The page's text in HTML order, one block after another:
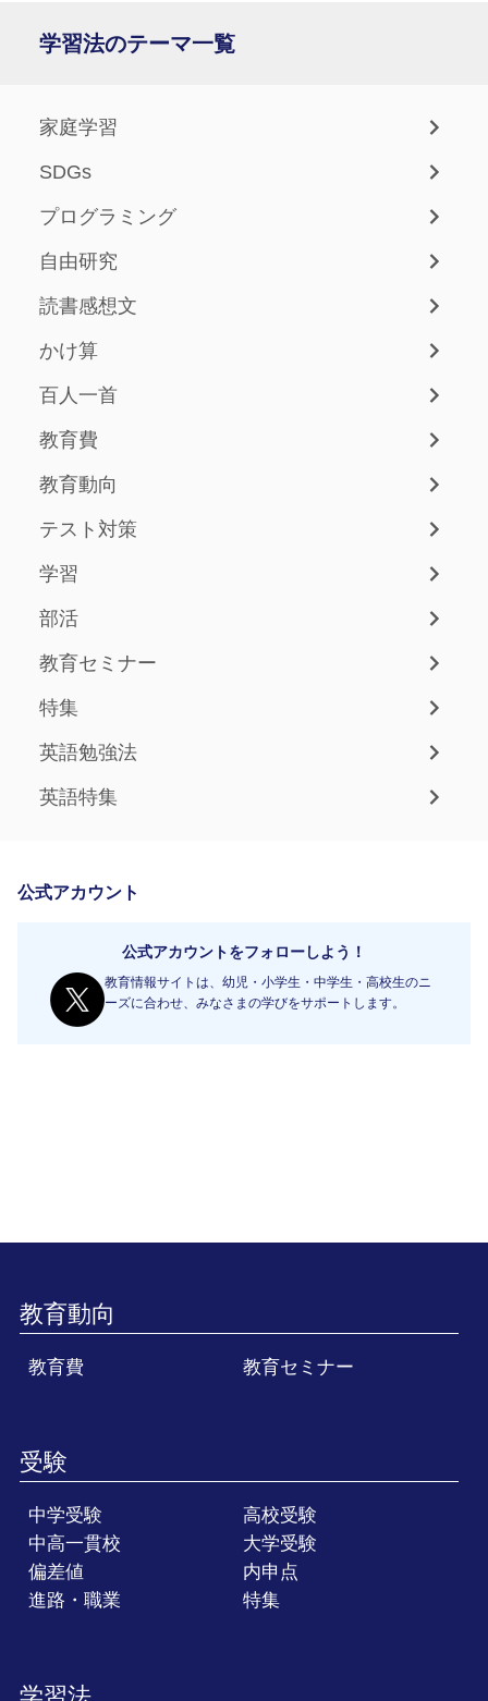
学習法のテーマ一覧
家庭学習
SDGs
プログラミング
自由研究
読書感想文
かけ算
百人一首
教育費
教育動向
テスト対策
学習
部活
教育セミナー
特集
英語勉強法
英語特集
公式アカウント
公式アカウントをフォローしよう！
教育情報サイトは、幼児・小学生・中学生・高校生のニ
ーズに合わせ、みなさまの学びをサポートします。
教育動向
教育費 教育セミナー
受験
中学受験
高校受験
中高一貫校
大学受験
偏差値
内申点
進路・職業
特集